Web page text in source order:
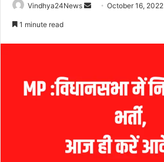
Vindhya24News
SendOctober 16, 2022
1 minute read